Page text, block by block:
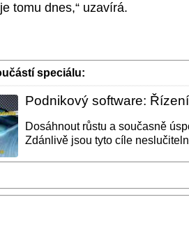
tomu dnes,“ uzavírá.
speciálu:
Podnikový software:
Dosáhnout růstu a současně
Zdánlivě jsou tyto cíle